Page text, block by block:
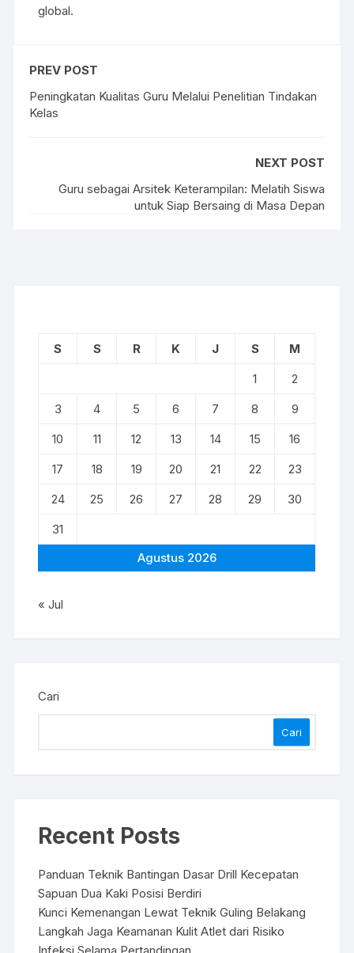
global.
PREV POST
Peningkatan Kualitas Guru Melalui Penelitian Tindakan
Kelas
NEXT POST
Guru sebagai Arsitek Keterampilan: Melatih Siswa
untuk Siap Bersaing di Masa Depan
Agustus 2026
S S R K J S
M
1
2
3
4 5 6 7 8
9
10
11 12 13 14 15
16
17
18 19 20 21 22
23
24
25 26 27 28 29
30
31
« Jul
Cari
Cari
Recent Posts
Panduan Teknik Bantingan Dasar Drill Kecepatan
Sapuan Dua Kaki Posisi Berdiri
Kunci Kemenangan Lewat Teknik Guling Belakang
Langkah Jaga Keamanan Kulit Atlet dari Risiko